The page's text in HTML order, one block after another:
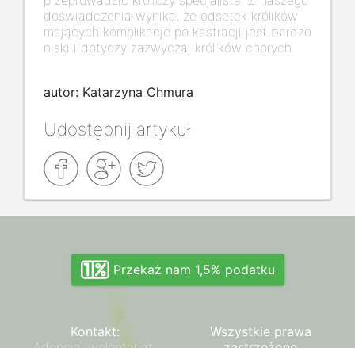
doświadczenia wynika, że odsetek królików
mających komplikacje po kastracji jest bardzo
niski i dotyczy zazwyczaj królików chorych.
autor: Katarzyna Chmura
Udostępnij artykuł
Przekaż nam 1,5% podatku
Kontakt:
Wszystkie prawa